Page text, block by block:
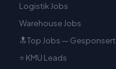
Logistik Jobs
Warehouse Jobs
🔝Top Jobs — Gesponsert
⭐ KMU Leads